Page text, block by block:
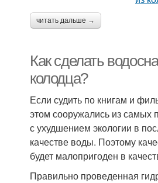
читать дальше →
Как сделать
колодца?
Если судить по книгам и
этом сооружались из самых
с ухудшением экологии в
качестве воды. Поэтому
будет малопригоден в
Правильно проведенная